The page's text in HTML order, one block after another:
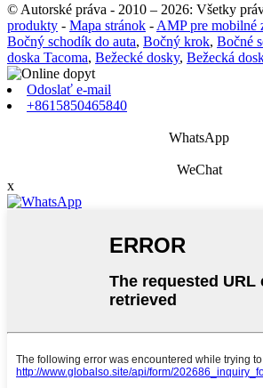
© Autorské práva - 2010 – 2026: Všetky
produkty - Mapa stránok - AMP pre mobilné
Bočný schodík do auta, Bočný krok, Bočné
doska Tacoma, Bežecké dosky, Bežecká
Odoslať e-mail
+8615850465840
WhatsApp
WeChat
x